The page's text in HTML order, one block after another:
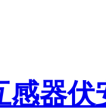
感器伏